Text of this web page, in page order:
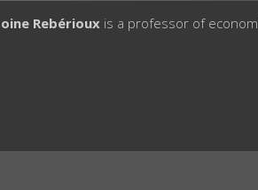
Rebérioux is a professor of